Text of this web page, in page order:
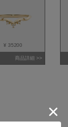
¥ 35200
商品詳細 >>